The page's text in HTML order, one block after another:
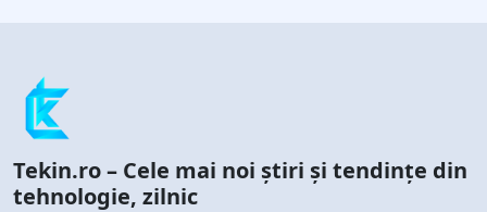
Tekin.ro – Cele mai noi știri și tendințe din
tehnologie, zilnic